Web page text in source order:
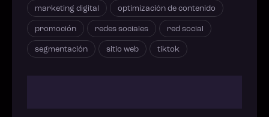
marketing digital optimización de contenido
promoción redes sociales red social
segmentación sitio web tiktok